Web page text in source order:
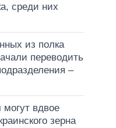
среди них
из полка
переводить
–
вдвое
зерна